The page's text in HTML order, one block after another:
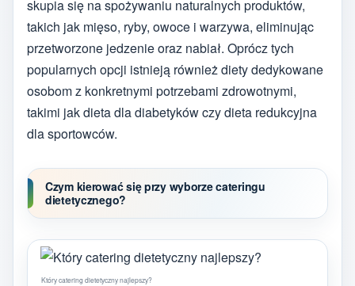
skupia się na spożywaniu naturalnych produktów,
takich jak mięso, ryby, owoce i warzywa, eliminując
przetworzone jedzenie oraz nabiał. Oprócz tych
popularnych opcji istnieją również diety dedykowane
osobom z konkretnymi potrzebami zdrowotnymi,
takimi jak dieta dla diabetyków czy dieta redukcyjna
dla sportowców.
Czym kierować się przy wyborze cateringu
dietetycznego?
Który catering dietetyczny najlepszy?